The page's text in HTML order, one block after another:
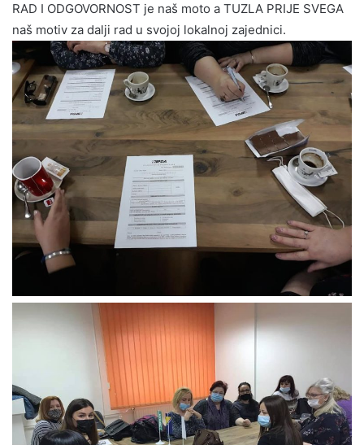
RAD I ODGOVORNOST je naš moto a TUZLA PRIJE SVEGA
naš motiv za dalji rad u svojoj lokalnoj zajednici.